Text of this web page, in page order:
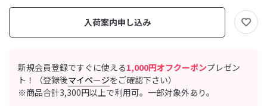
新規会員登録ですぐに使える1,000円オフクーポンプレゼン
ト！（登録後マイページをご確認下さい）
※商品合計3,300円以上で利用可。一部対象外あり。
入荷案内申し込み